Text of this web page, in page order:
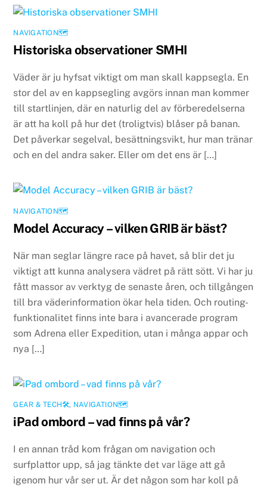
NAVIGATION🗺
Historiska observationer SMHI
Väder är ju hyfsat viktigt om man skall kappsegla. En
stor del av en kappsegling avgörs innan man kommer
till startlinjen, där en naturlig del av förberedelserna
är att ha koll på hur det (troligtvis) blåser på banan.
Det påverkar segelval, besättningsvikt, hur man tränar
och en del andra saker. Eller om det ens är […]
NAVIGATION🗺
Model Accuracy – vilken GRIB är bäst?
När man seglar längre race på havet, så blir det ju
viktigt att kunna analysera vädret på rätt sött. Vi har ju
fått massor av verktyg de senaste åren, och tillgången
till bra väderinformation ökar hela tiden. Och routing-
funktionalitet finns inte bara i avancerade program
som Adrena eller Expedition, utan i många appar och
nya […]
GEAR & TECH🛠, NAVIGATION🗺
iPad ombord – vad finns på vår?
I en annan tråd kom frågan om navigation och
surfplattor upp, så jag tänkte det var läge att gå
igenom hur vår ser ut. Är det någon som har koll på